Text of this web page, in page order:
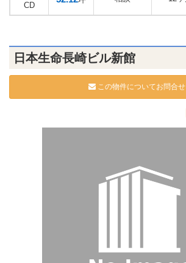
CD
日本生命長崎ビル新館
この物件についてお問合せ